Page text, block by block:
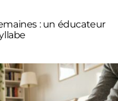
: un éducateur